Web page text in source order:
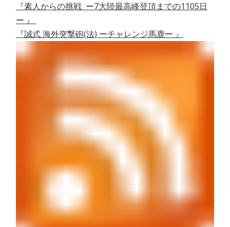
『素人からの挑戦 ー7大陸最高峰登頂までの1105日
ー 』
『誠式 海外突撃砲(法) ーチャレンジ馬鹿ー 』